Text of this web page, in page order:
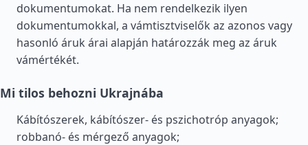
dokumentumokat. Ha nem rendelkezik ilyen
dokumentumokkal, a vámtisztviselők az azonos vagy
hasonló áruk árai alapján határozzák meg az áruk
vámértékét.
Mi tilos behozni Ukrajnába
Kábítószerek, kábítószer- és pszichotróp anyagok;
robbanó- és mérgező anyagok;